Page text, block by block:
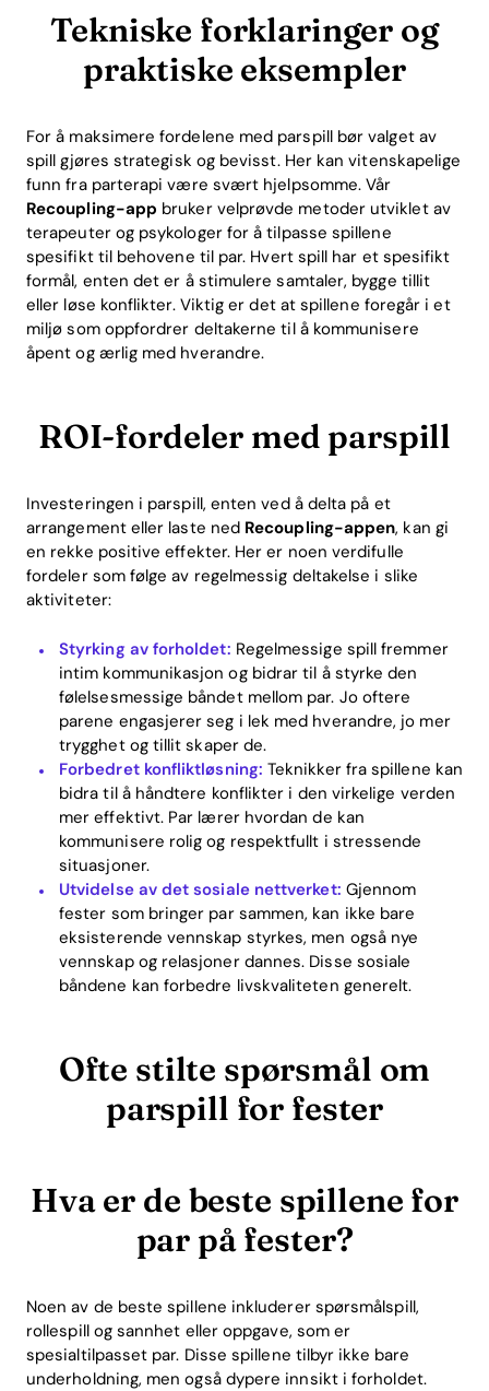
Home
Blog
Tekniske forklaringer og
praktiske eksempler
For å maksimere fordelene med parspill bør valget av
spill gjøres strategisk og bevisst. Her kan vitenskapelige
funn fra parterapi være svært hjelpsomme. Vår
Recoupling-app bruker velprøvde metoder utviklet av
terapeuter og psykologer for å tilpasse spillene
spesifikt til behovene til par. Hvert spill har et spesifikt
formål, enten det er å stimulere samtaler, bygge tillit
eller løse konflikter. Viktig er det at spillene foregår i et
miljø som oppfordrer deltakerne til å kommunisere
åpent og ærlig med hverandre.
ROI-fordeler med parspill
Investeringen i parspill, enten ved å delta på et
arrangement eller laste ned Recoupling-appen, kan gi
en rekke positive effekter. Her er noen verdifulle
fordeler som følge av regelmessig deltakelse i slike
aktiviteter:
Styrking av forholdet: Regelmessige spill fremmer
intim kommunikasjon og bidrar til å styrke den
følelsesmessige båndet mellom par. Jo oftere
parene engasjerer seg i lek med hverandre, jo mer
trygghet og tillit skaper de.
Forbedret konfliktløsning: Teknikker fra spillene kan
bidra til å håndtere konflikter i den virkelige verden
mer effektivt. Par lærer hvordan de kan
kommunisere rolig og respektfullt i stressende
situasjoner.
Utvidelse av det sosiale nettverket: Gjennom
fester som bringer par sammen, kan ikke bare
eksisterende vennskap styrkes, men også nye
vennskap og relasjoner dannes. Disse sosiale
båndene kan forbedre livskvaliteten generelt.
Ofte stilte spørsmål om
parspill for fester
Hva er de beste spillene for
par på fester?
Noen av de beste spillene inkluderer spørsmålspill,
rollespill og sannhet eller oppgave, som er
spesialtilpasset par. Disse spillene tilbyr ikke bare
underholdning, men også dypere innsikt i forholdet.